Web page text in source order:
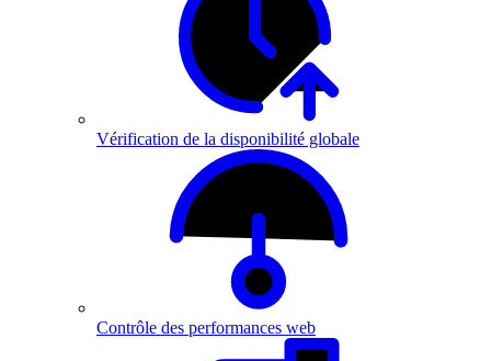
Vérification de la disponibilité globale
Contrôle des performances web